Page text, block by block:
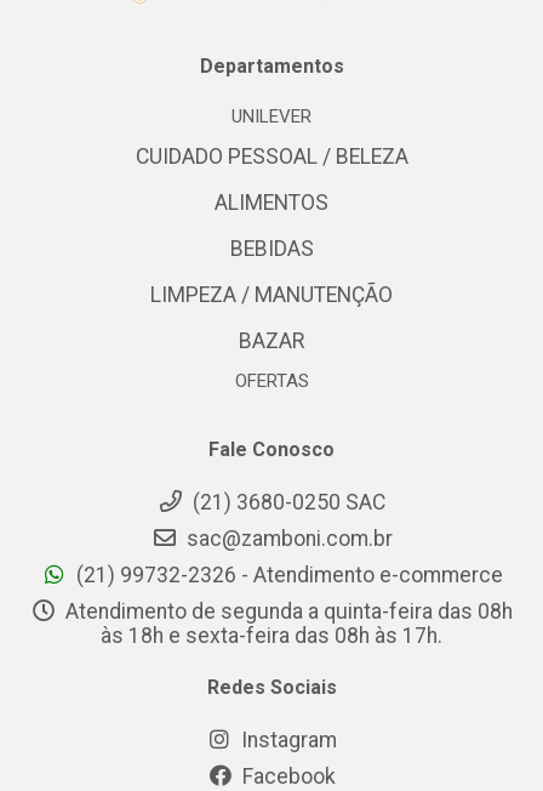
Departamentos
UNILEVER
CUIDADO PESSOAL / BELEZA
ALIMENTOS
BEBIDAS
LIMPEZA / MANUTENÇÃO
BAZAR
OFERTAS
Fale Conosco
(21) 3680-0250 SAC
sac@zamboni.com.br
(21) 99732-2326 - Atendimento e-commerce
Atendimento de segunda a quinta-feira das 08h
às 18h e sexta-feira das 08h às 17h.
Redes Sociais
Instagram
Facebook